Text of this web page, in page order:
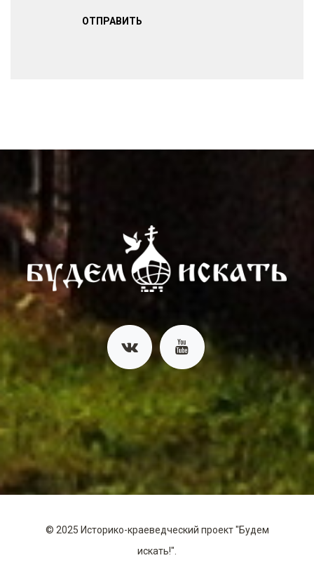
ОТПРАВИТЬ
© 2025 Историко-краеведческий проект "Будем
искать!".